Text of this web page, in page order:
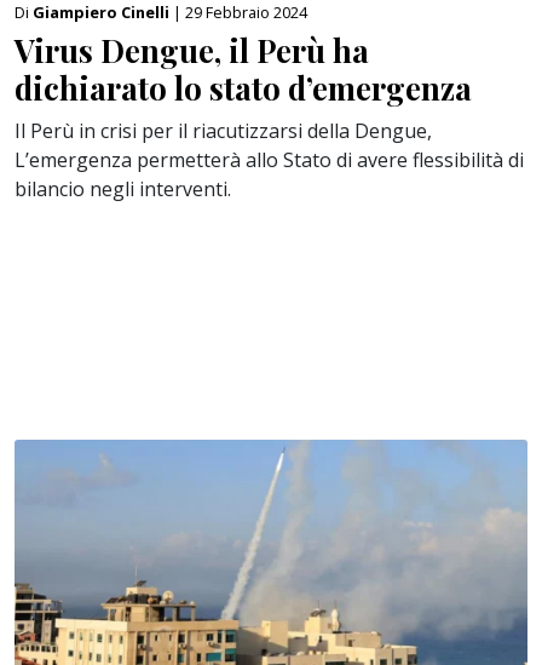
Di Giampiero Cinelli | 29 Febbraio 2024
Virus Dengue, il Perù ha
dichiarato lo stato d’emergenza
Il Perù in crisi per il riacutizzarsi della Dengue,
L’emergenza permetterà allo Stato di avere flessibilità di
bilancio negli interventi.